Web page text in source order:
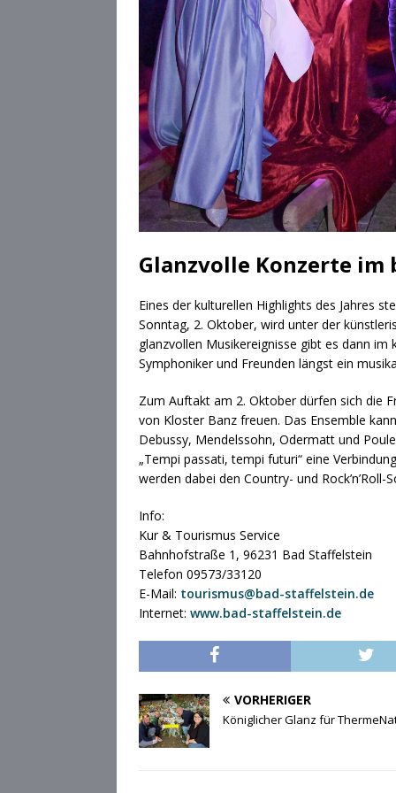
Glanzvolle Konzerte im
Eines der kulturellen Highlights des Jahres
Sonntag, 2. Oktober, wird unter der
glanzvollen Musikereignisse gibt es dann
Symphoniker und Freunden längst ein
Zum Auftakt am 2. Oktober dürfen sich die
von Kloster Banz freuen. Das Ensemble
Debussy, Mendelssohn, Odermatt und
„Tempi passati, tempi futuri“ eine
werden dabei den Country- und
Info:
Kur & Tourismus Service
Bahnhofstraße 1, 96231 Bad Staffelstein
Telefon 09573/33120
E-Mail: tourismus@bad-staffelstein.de
Internet: www.bad-staffelstein.de
VORHERIGER
Königlicher Glanz für